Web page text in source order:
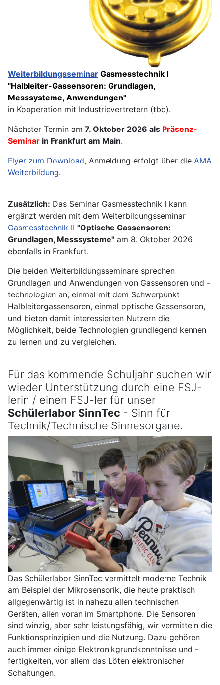
Weiterbildungsseminar Gasmesstechnik I
"Halbleiter-Gassensoren: Grundlagen,
Messsysteme, Anwendungen"
in Kooperation mit Industrievertretern (tbd).
Nächster Termin am 7. Oktober 2026 als Präsenz-
Seminar in Frankfurt am Main.
Flyer zum Download, Anmeldung erfolgt über die AMA
Weiterbildung.
Zusätzlich: Das Seminar Gasmesstechnik I kann
ergänzt werden mit dem Weiterbildungsseminar
Gasmesstechnik II "Optische Gassensoren:
Grundlagen, Messsysteme" am 8. Oktober 2026,
ebenfalls in Frankfurt.
Die beiden Weiterbildungsseminare sprechen
Grundlagen und Anwendungen von Gassensoren und -
technologien an, einmal mit dem Schwerpunkt
Halbleitergassensoren, einmal optische Gassensoren,
und bieten damit interessierten Nutzern die
Möglichkeit, beide Technologien grundlegend kennen
zu lernen und zu vergleichen.
Für das kommende Schuljahr suchen wir
wieder Unterstützung durch eine FSJ-
lerin / einen FSJ-ler für unser
Schülerlabor SinnTec - Sinn für
Technik/Technische Sinnesorgane.
Das Schülerlabor SinnTec vermittelt moderne Technik
am Beispiel der Mikrosensorik, die heute praktisch
allgegenwärtig ist in nahezu allen technischen
Geräten, allen voran im Smartphone. Die Sensoren
sind winzig, aber sehr leistungsfähig, wir vermitteln die
Funktionsprinzipien und die Nutzung. Dazu gehören
auch immer einige Elektronikgrundkenntnisse und -
fertigkeiten, vor allem das Löten elektronischer
Schaltungen.